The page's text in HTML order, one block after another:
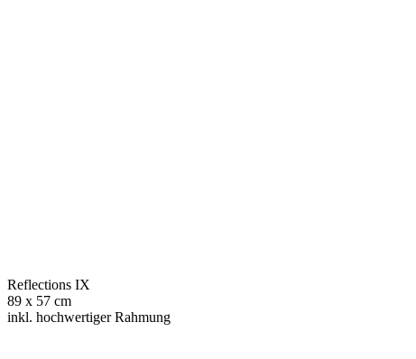
Reflections IX
89 x 57 cm
inkl. hochwertiger Rahmung